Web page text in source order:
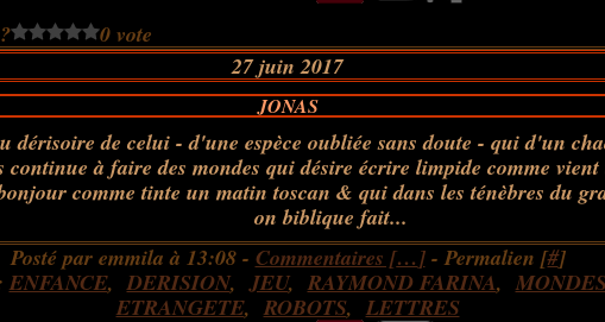
0 vote
27 juin 2017
JONAS
dérisoire de celui - d'une espèce oubliée sans doute - qui d'un
continue à faire des mondes qui désire écrire limpide comme
comme tinte un matin toscan & qui dans les ténèbres du
on biblique fait...
Posté par emmila à 13:08 - Commentaires […]- Permalien [#]
ENFANCE,DERISION,JEU, RAYMOND FARINA,
ETRANGETE, ROBOTS, LETTRES